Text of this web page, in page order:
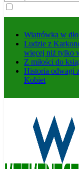
Wiatrówka w
Ludzie z
więcej niż tylko
Z miłości do
Historia odwagi
Kobiet